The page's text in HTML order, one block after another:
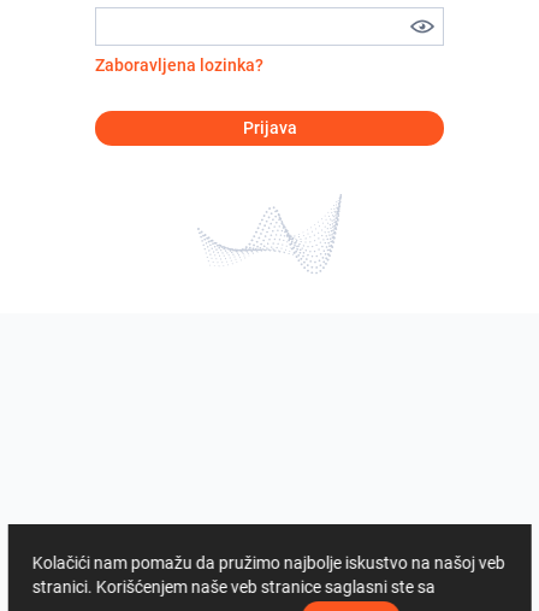
Zaboravljena lozinka?
Prijava
Kolačići nam pomažu da pružimo najbolje iskustvo na našoj veb
stranici. Korišćenjem naše veb stranice saglasni ste sa